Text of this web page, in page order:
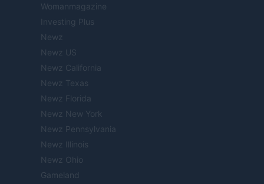
Womanmagazine
Investing Plus
Newz
Newz US
Newz California
Newz Texas
Newz Florida
Newz New York
Newz Pennsylvania
Newz Illinois
Newz Ohio
Gameland